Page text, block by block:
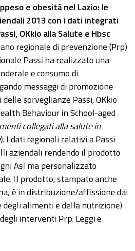
e obesità nel Lazio: le
2013 con i dati integrati
OKkio alla Salute e Hbsc
regionale di prevenzione (Prp)
Passi ha realizzato una
e consumo di
messaggi di promozione
sorveglianze Passi, OKkio
Behaviour in School-aged
collegati alla salute in
). I dati regionali relativi a Passi
aziendali rendendo il prodotto
Asl ma personalizzato
Il prodotto, stampato anche
è in distribuzione/affissione dai
degli alimenti e della nutrizione)
interventi Prp. Leggi e